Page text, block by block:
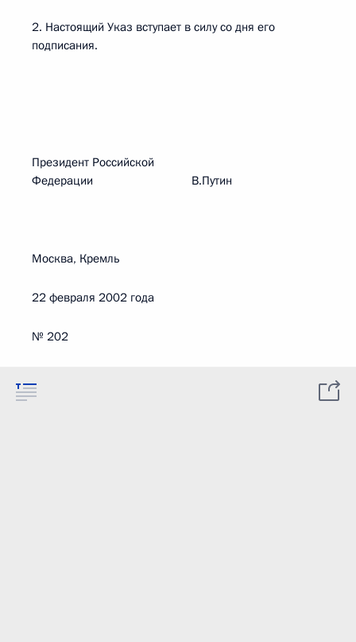
2. Настоящий Указ вступает в силу со дня его
подписания.
Президент Российской
Федерации В.Путин
Москва, Кремль
22 февраля 2002 года
№ 202